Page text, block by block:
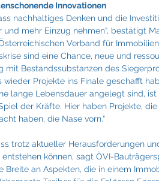
Innovationen
nachhaltiges Denken und die
mehr Einzug nehmen“, bestätigt
Verband für
sind eine Chance, neue und
mit Bestandssubstanzen des
Projekte ins Finale geschafft
lange Lebensdauer angelegt sind,
der Kräfte. Hier haben Projekte,
haben, die Nase vorn.“
trotz aktueller Herausforderungen
können, sagt ÖVI-
an Aspekten, die in einem